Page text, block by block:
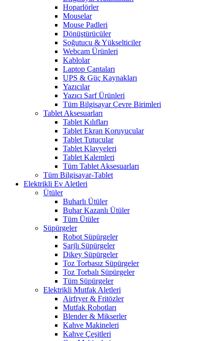
Hoparlörler
Mouselar
Mouse Padleri
Dönüştürücüler
Soğutucu & Yükselticiler
Webcam Ürünleri
Kablolar
Laptop Çantaları
UPS & Güç Kaynakları
Yazıcılar
Yazıcı Sarf Ürünleri
Tüm Bilgisayar Çevre Birimleri
Tablet Aksesuarları
Tablet Kılıfları
Tablet Ekran Koruyucular
Tablet Tutucular
Tablet Klavyeleri
Tablet Kalemleri
Tüm Tablet Aksesuarları
Tüm Bilgisayar-Tablet
Elektrikli Ev Aletleri
Ütüler
Buharlı Ütüler
Buhar Kazanlı Ütüler
Tüm Ütüler
Süpürgeler
Robot Süpürgeler
Şarjlı Süpürgeler
Dikey Süpürgeler
Toz Torbasız Süpürgeler
Toz Torbalı Süpürgeler
Tüm Süpürgeler
Elektrikli Mutfak Aletleri
Airfryer & Fritözler
Mutfak Robotları
Blender & Mikserler
Kahve Makineleri
Kahve Çeşitleri